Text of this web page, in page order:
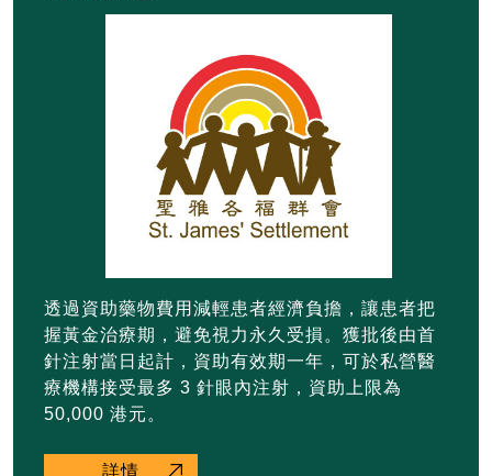
透過資助藥物費用減輕患者經濟負擔，讓患者把
握黃金治療期，避免視力永久受損。獲批後由首
針注射當日起計，資助有效期一年，可於私營醫
療機構接受最多 3 針眼內注射，資助上限為
50,000 港元。
詳情